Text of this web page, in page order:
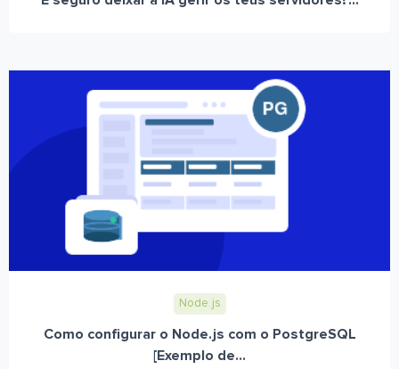
Node.js
Como configurar o Node.js com o PostgreSQL
[Exemplo de...